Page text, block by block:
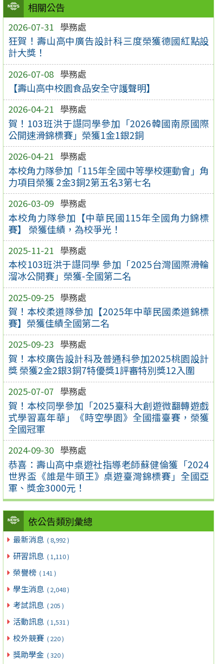
相關公告
2026-07-31 學務處
狂賀！壽山高中廣告設計科三度榮獲德國紅點設
計大獎！
2026-07-08 學務處
【壽山高中校園食品安全守護聲明】
2026-04-21 學務處
賀！103班洪于譿同學參加「2026韓國南原國際
公開速滑錦標賽」榮獲1金1銀2銅
2026-04-21 學務處
本校角力隊參加「115年全國中等學校運動會」角
力項目榮獲 2金3銅2第五名3第七名
2026-03-09 學務處
本校角力隊參加【中華民國115年全國角力錦標
賽】 榮獲佳績，為校爭光！
2025-11-21 學務處
本校103班洪于譿同學 參加「2025台灣國際滑輪
溜冰公開賽」榮獲-全國第二名
2025-09-25 學務處
賀！本校柔道隊參加【2025年中華民國柔道錦標
賽】榮獲佳績全國第二名
2025-09-23 學務處
賀！本校廣告設計科及普通科參加2025桃園設計
獎 榮獲2金2銀3銅7特優獎1評審特別獎12入圍
2025-07-07 學務處
賀！本校同學參加「2025臺科大創遊微翻轉遊戲
式學習嘉年華」《時空學園》全國擂臺賽，榮獲
全國冠軍
2024-09-30 學務處
恭喜：壽山高中桌遊社指導老師蘇健倫獲「2024
世界盃《誰是牛頭王》桌遊臺灣錦標賽」全國亞
軍、獎金3000元！
依公告類別彙總
最新消息 ( 8,992 )
研習訊息 ( 1,110 )
榮譽榜 ( 141 )
學生消息 ( 2,048 )
考試訊息 ( 205 )
活動訊息 ( 1,531 )
校外競賽 ( 220 )
獎助學金 ( 320 )